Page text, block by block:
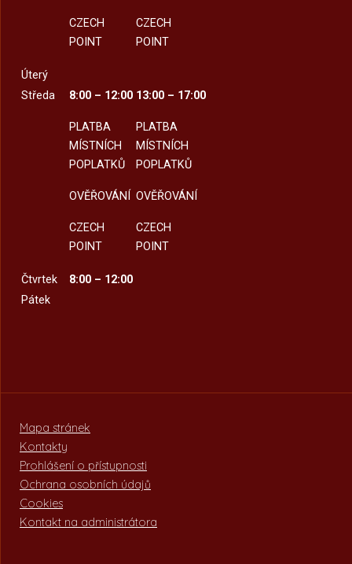
CZECH
POINT
CZECH
POINT
Úterý
Středa
8:00 – 12:00
PLATBA
MÍSTNÍCH
POPLATKŮ
OVĚŘOVÁNÍ
CZECH
POINT
13:00 – 17:00
PLATBA
MÍSTNÍCH
POPLATKŮ
OVĚŘOVÁNÍ
CZECH
POINT
Čtvrtek
8:00 – 12:00
Pátek
Mapa stránek
Kontakty
Prohlášení o přístupnosti
Ochrana osobních údajů
Cookies
Kontakt na administrátora